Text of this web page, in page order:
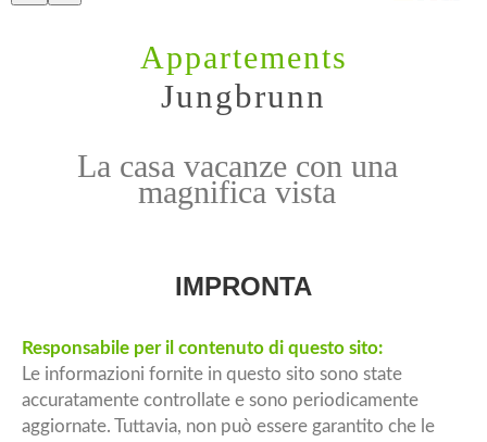
Appartements
Jungbrunn
La casa vacanze con una
magnifica vista
IMPRONTA
Responsabile per il contenuto di questo sito:
Le informazioni fornite in questo sito sono state
accuratamente controllate e sono periodicamente
aggiornate. Tuttavia, non può essere garantito che le